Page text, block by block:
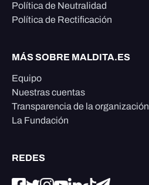
Política de Neutralidad
Política de Rectificación
MÁS SOBRE MALDITA.ES
Equipo
Nuestras cuentas
Transparencia de la organización
La Fundación
REDES